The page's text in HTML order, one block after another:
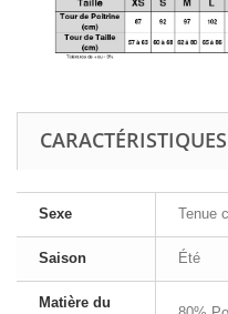
Sexe Tenue
Saison Été
Matière du